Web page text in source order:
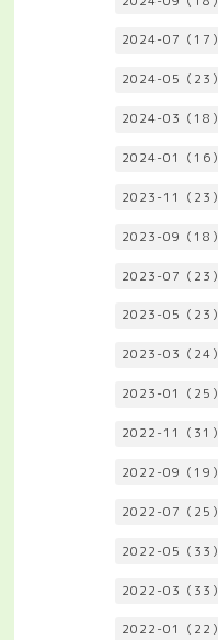
2024-07（17）
2024-05（23）
2024-03（18）
2024-01（16）
2023-11（23）
2023-09（18）
2023-07（23）
2023-05（23）
2023-03（24）
2023-01（25）
2022-11（31）
2022-09（19）
2022-07（25）
2022-05（33）
2022-03（33）
2022-01（22）